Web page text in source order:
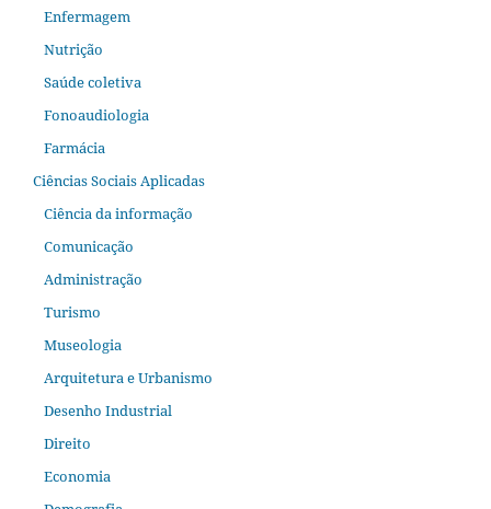
Enfermagem
Nutrição
Saúde coletiva
Fonoaudiologia
Farmácia
Ciências Sociais Aplicadas
Ciência da informação
Comunicação
Administração
Turismo
Museologia
Arquitetura e Urbanismo
Desenho Industrial
Direito
Economia